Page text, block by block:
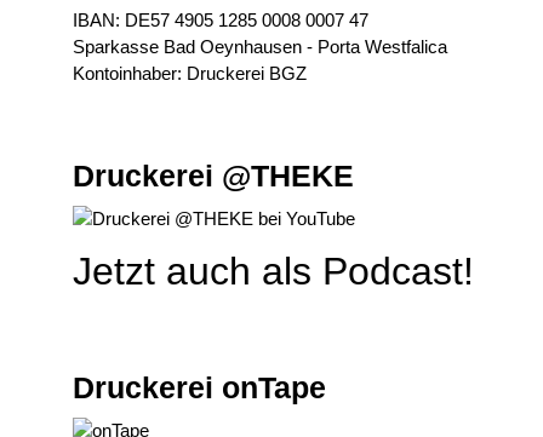
IBAN: DE57 4905 1285 0008 0007 47
Sparkasse Bad Oeynhausen - Porta Westfalica
Kontoinhaber: Druckerei BGZ
Druckerei @THEKE
Jetzt auch als Podcast!
Druckerei onTape